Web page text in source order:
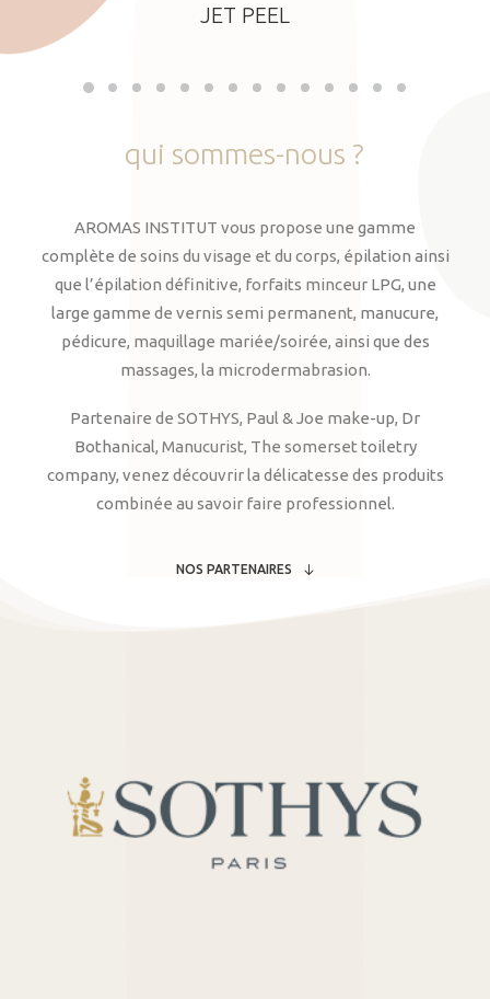
JET PEEL
qui sommes-nous ?
AROMAS INSTITUT vous propose une gamme
complète de soins du visage et du corps, épilation ainsi
que l’épilation définitive, forfaits minceur LPG, une
large gamme de vernis semi permanent, manucure,
pédicure, maquillage mariée/soirée, ainsi que des
massages, la microdermabrasion.
Partenaire de SOTHYS, Paul & Joe make-up, Dr
Bothanical, Manucurist, The somerset toiletry
company, venez découvrir la délicatesse des produits
combinée au savoir faire professionnel.
NOS PARTENAIRES